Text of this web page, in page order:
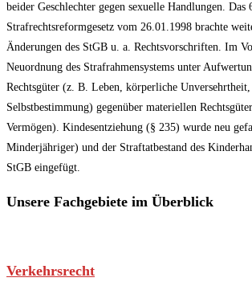
beider Geschlechter gegen sexuelle Handlungen. Das
Strafrechtsreformgesetz vom 26.01.1998 brachte
Änderungen des StGB u. a. Rechtsvorschriften. Im
Neuordnung des Strafrahmensystems unter
Rechtsgüter (z. B. Leben, körperliche Unversehrtheit,
Selbstbestimmung) gegenüber materiellen
Vermögen). Kindesentziehung (§ 235) wurde neu
Minderjähriger) und der Straftatbestand des
StGB eingefügt.
Unsere Fachgebiete im Überblick
Verkehrsrecht